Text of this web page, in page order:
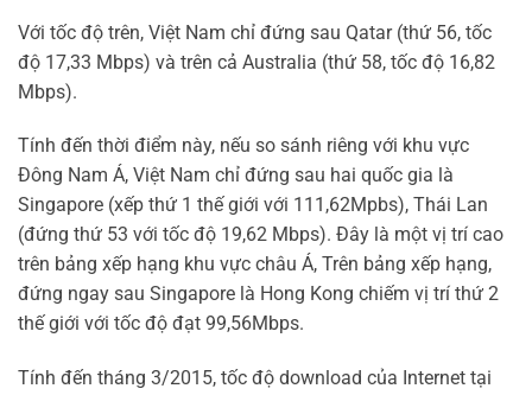
Với tốc độ trên, Việt Nam chỉ đứng sau Qatar (thứ 56, tốc
độ 17,33 Mbps) và trên cả Australia (thứ 58, tốc độ 16,82
Mbps).
Tính đến thời điểm này, nếu so sánh riêng với khu vực
Đông Nam Á, Việt Nam chỉ đứng sau hai quốc gia là
Singapore (xếp thứ 1 thế giới với 111,62Mpbs), Thái Lan
(đứng thứ 53 với tốc độ 19,62 Mbps). Đây là một vị trí cao
trên bảng xếp hạng khu vực châu Á, Trên bảng xếp hạng,
đứng ngay sau Singapore là Hong Kong chiếm vị trí thứ 2
thế giới với tốc độ đạt 99,56Mbps.
Tính đến tháng 3/2015, tốc độ download của Internet tại